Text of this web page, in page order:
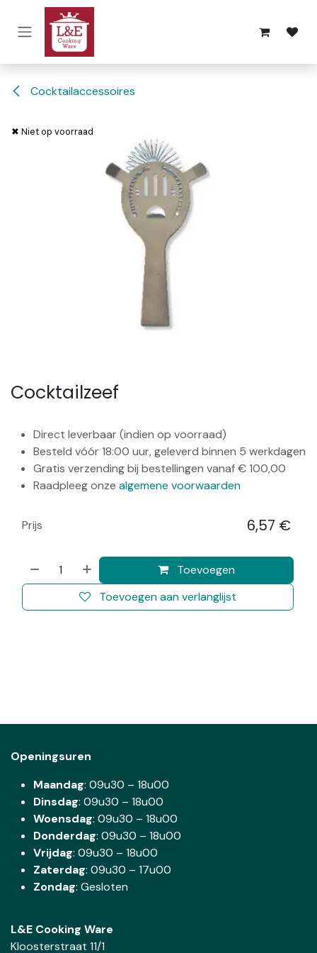
Overslaan naar inhoud
Cocktailaccessoires
✖ Niet op voorraad
Cocktailzeef
Direct leverbaar (indien op voorraad)
Besteld vóór 18:00 uur, geleverd binnen 5 werkdagen
Gratis verzending bij bestellingen vanaf € 100,00
Raadpleeg onze algemene voorwaarden
Toevoegen
Toevoegen aan verlanglijst
Prijs 6,57 €
Openingsuren
Maandag: 09u30 – 18u00
Dinsdag: 09u30 – 18u00
Woensdag: 09u30 – 18u00
Donderdag: 09u30 – 18u00
Vrijdag: 09u30 – 18u00
Zaterdag: 09u30 – 17u00
Zondag: Gesloten
L&E Cooking Ware
Kloosterstraat 11/1